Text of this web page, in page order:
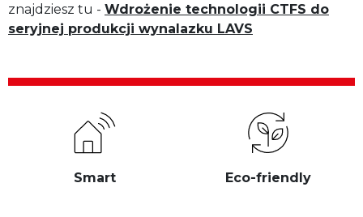
znajdziesz tu - Wdrożenie technologii CTFS do
seryjnej produkcji wynalazku LAVS
Smart Eco-friendly